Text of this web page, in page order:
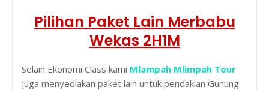
Pilihan Paket Lain Merbabu
Wekas 2H1M
Selain Ekonomi Class kami Mlampah Mlimpah Tour
juga menyediakan paket lain untuk pendakian Gunung